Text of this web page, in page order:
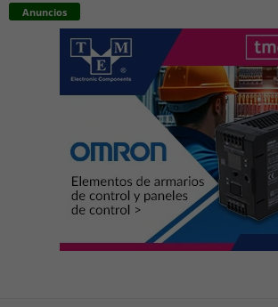
Anuncios